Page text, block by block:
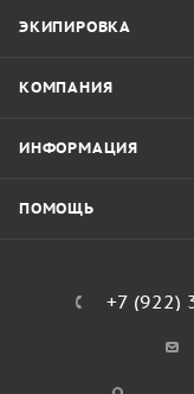
ЭКИПИРОВКА
КОМПАНИЯ
ИНФОРМАЦИЯ
ПОМОЩЬ
+7 (922)